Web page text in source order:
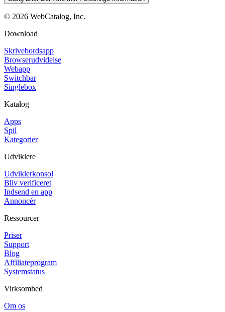
© 2026 WebCatalog, Inc.
Download
Skrivebordsapp
Browserudvidelse
Webapp
Switchbar
Singlebox
Katalog
Apps
Spil
Kategorier
Udviklere
Udviklerkonsol
Bliv verificeret
Indsend en app
Annoncér
Ressourcer
Priser
Support
Blog
Affiliateprogram
Systemstatus
Virksomhed
Om os